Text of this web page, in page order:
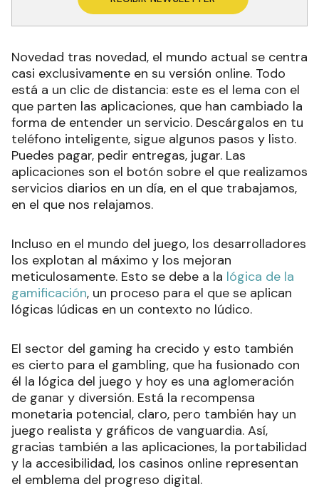
Novedad tras novedad, el mundo actual se centra
casi exclusivamente en su versión online. Todo
está a un clic de distancia: este es el lema con el
que parten las aplicaciones, que han cambiado la
forma de entender un servicio. Descárgalos en tu
teléfono inteligente, sigue algunos pasos y listo.
Puedes pagar, pedir entregas, jugar. Las
aplicaciones son el botón sobre el que realizamos
servicios diarios en un día, en el que trabajamos,
en el que nos relajamos.
Incluso en el mundo del juego, los desarrolladores
los explotan al máximo y los mejoran
meticulosamente. Esto se debe a la lógica de la
gamificación, un proceso para el que se aplican
lógicas lúdicas en un contexto no lúdico.
El sector del gaming ha crecido y esto también
es cierto para el gambling, que ha fusionado con
él la lógica del juego y hoy es una aglomeración
de ganar y diversión. Está la recompensa
monetaria potencial, claro, pero también hay un
juego realista y gráficos de vanguardia. Así,
gracias también a las aplicaciones, la portabilidad
y la accesibilidad, los casinos online representan
el emblema del progreso digital.